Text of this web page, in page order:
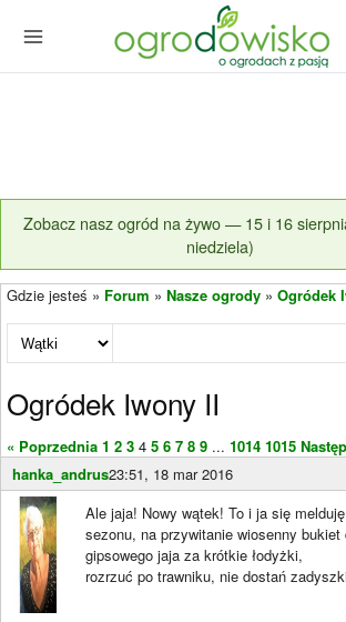
Zobacz nasz ogród na żywo — 15 i 16
niedziela)
Gdzie jesteś » Forum » Nasze ogrody » Ogródek
Ogródek Iwony II
« Poprzednia 1 2 3 4 5 6 7 8 9 ... 1014 1015
hanka_andrus23:51, 18 mar 2016
Ale jaja! Nowy wątek! To i ja się
sezonu, na przywitanie wiosenny bukiet
gipsowego jaja za krótkie łodyżki,
rozrzuć po trawniku, nie dostań